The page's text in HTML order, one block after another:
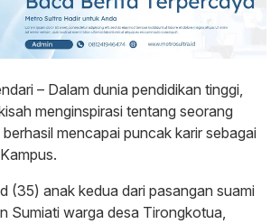
– Dalam dunia pendidikan tinggi,
menginspirasi tentang seorang
mencapai puncak karir sebagai
(35) anak kedua dari pasangan suami
Sumiati warga desa Tirongkotua,